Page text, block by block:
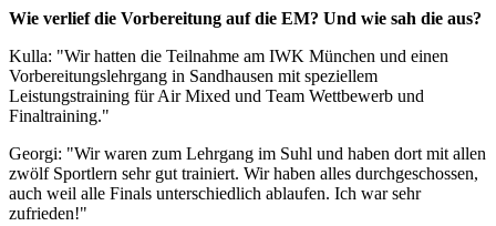
Wie verlief die Vorbereitung auf die EM? Und wie sah die aus?
Kulla: "Wir hatten die Teilnahme am IWK München und einen
Vorbereitungslehrgang in Sandhausen mit speziellem
Leistungstraining für Air Mixed und Team Wettbewerb und
Finaltraining."
Georgi: "Wir waren zum Lehrgang im Suhl und haben dort mit allen
zwölf Sportlern sehr gut trainiert. Wir haben alles durchgeschossen,
auch weil alle Finals unterschiedlich ablaufen. Ich war sehr
zufrieden!"